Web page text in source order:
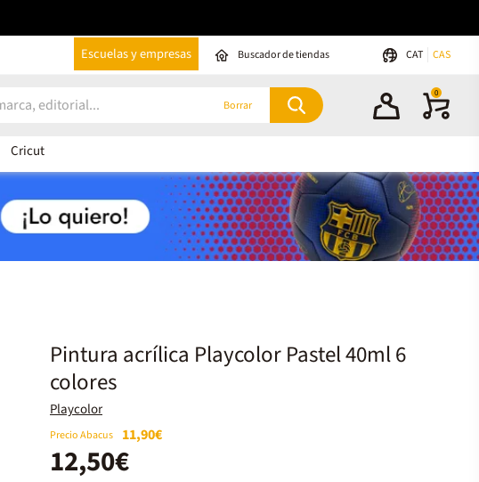
Escuelas y empresas Buscador de tiendas CAT CAS
Cricut
Borrar
0
Pintura acrílica Playcolor Pastel 40ml 6
colores
Playcolor
Precio Abacus 11,90€
12,50€